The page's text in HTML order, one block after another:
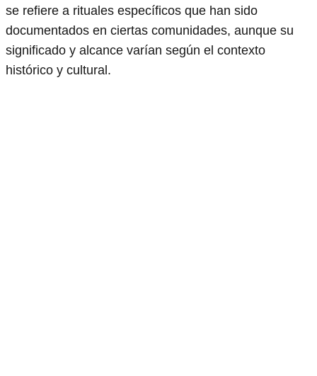
se refiere a rituales específicos que han sido
documentados en ciertas comunidades, aunque su
significado y alcance varían según el contexto
histórico y cultural.